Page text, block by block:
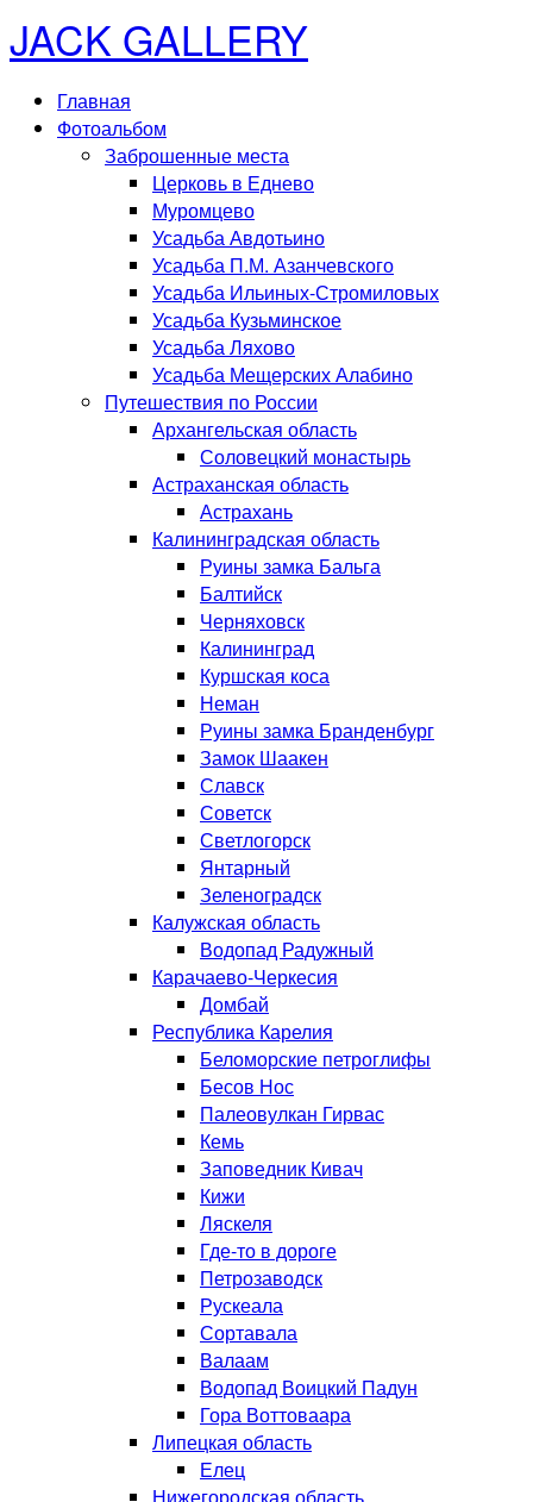
JACK GALLERY
Главная
Фотоальбом
Заброшенные места
Церковь в Еднево
Муромцево
Усадьба Авдотьино
Усадьба П.М. Азанчевского
Усадьба Ильиных-Стромиловых
Усадьба Кузьминское
Усадьба Ляхово
Усадьба Мещерских Алабино
Путешествия по России
Архангельская область
Соловецкий монастырь
Астраханская область
Астрахань
Калининградская область
Руины замка Бальга
Балтийск
Черняховск
Калининград
Куршская коса
Неман
Руины замка Бранденбург
Замок Шаакен
Славск
Советск
Светлогорск
Янтарный
Зеленоградск
Калужская область
Водопад Радужный
Карачаево-Черкесия
Домбай
Республика Карелия
Беломорские петроглифы
Бесов Нос
Палеовулкан Гирвас
Кемь
Заповедник Кивач
Кижи
Ляскеля
Где-то в дороге
Петрозаводск
Рускеала
Сортавала
Валаам
Водопад Воицкий Падун
Гора Воттоваара
Липецкая область
Елец